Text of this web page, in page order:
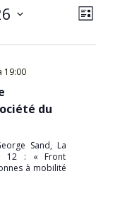
PAR
de
vues
LISTE
19:00
du
Sand, La
12 : « Front
à mobilité